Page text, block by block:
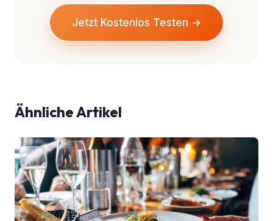
Jetzt Kostenlos Testen →
Ähnliche Artikel